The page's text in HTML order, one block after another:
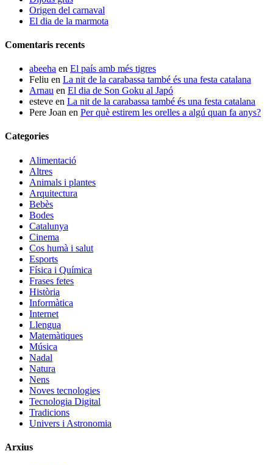
Origen del carnaval
El dia de la marmota
Comentaris recents
abeeha en El país amb més tigres
Feliu en La nit de la carabassa també és una festa catalana
Arnau en El dia de Son Goku al Japó
esteve en La nit de la carabassa també és una festa catalana
Pere Joan en Per què estirem les orelles a algú quan fa anys?
Categories
Alimentació
Altres
Animals i plantes
Arquitectura
Bebès
Bodes
Catalunya
Cinema
Cos humà i salut
Esports
Física i Química
Frases fetes
Història
Informàtica
Internet
Llengua
Matemàtiques
Música
Nadal
Natura
Nens
Noves tecnologies
Tecnologia Digital
Tradicions
Univers i Astronomia
Arxius